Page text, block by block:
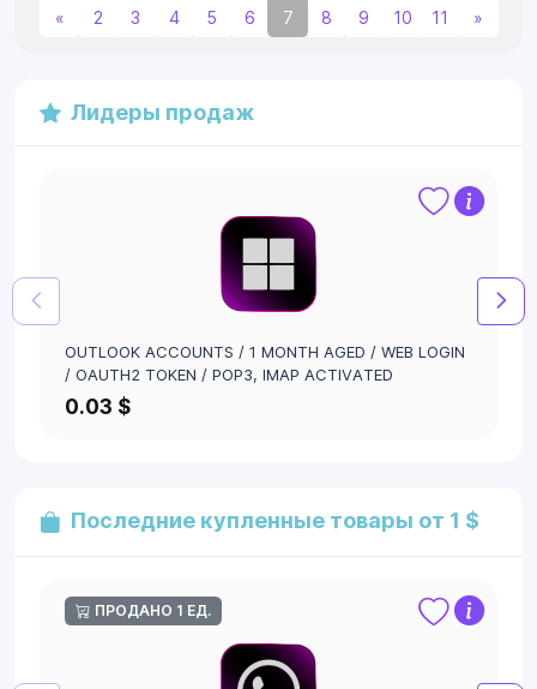
« 2 3 4 5 6 7 8 9 10 11 »
Лидеры продаж
OUTLOOK ACCOUNTS / 1 MONTH AGED / WEB LOGIN
/ OAUTH2 TOKEN / POP3, IMAP ACTIVATED
0.03 $
Последние купленные товары от 1 $
ПРОДАНО 1 ЕД.